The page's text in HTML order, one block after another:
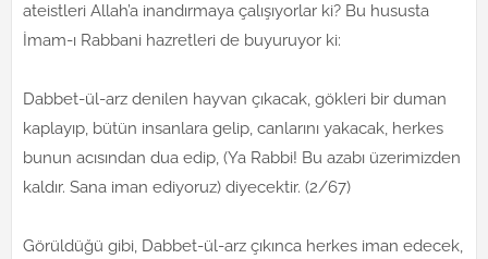
ateistleri Allah’a inandırmaya çalışıyorlar ki? Bu hususta
İmam-ı Rabbani hazretleri de buyuruyor ki:
Dabbet-ül-arz denilen hayvan çıkacak, gökleri bir duman
kaplayıp, bütün insanlara gelip, canlarını yakacak, herkes
bunun acısından dua edip, (Ya Rabbi! Bu azabı üzerimizden
kaldır. Sana iman ediyoruz) diyecektir. (2/67)
Görüldüğü gibi, Dabbet-ül-arz çıkınca herkes iman edecek,